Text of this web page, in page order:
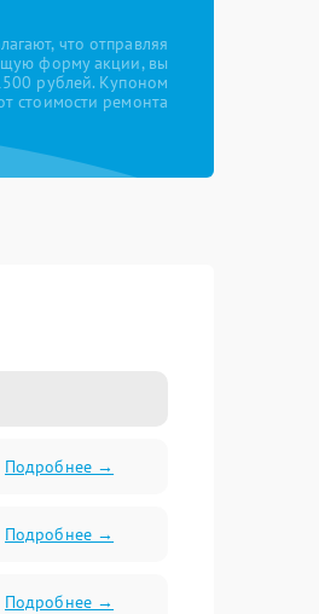
что отправляя
форму акции, вы
рублей. Купоном
стоимости ремонта
Подробнее →
Подробнее →
Подробнее →